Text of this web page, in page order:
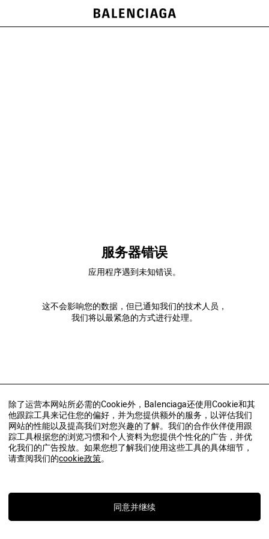
除了运营本网站所必需的Cookie外，Balenciaga还使用Cookie和其
他跟踪工具来记住您的偏好，并为您提供额外的服务，以评估我们
网站的性能以及提高我们对您兴趣的了解。我们的合作伙伴使用跟
踪工具根据您的浏览习惯和个人资料为您提供个性化的广告，并优
化我们的广告投放。如果您想了解我们使用这些工具的具体细节，
请查阅我们的cookie政策。
同意并继续
服务器错误
应用程序遇到未知错误。
这不会影响您的数据，但已通知我们的技术人员，
我们将以最紧急的方式进行处理。